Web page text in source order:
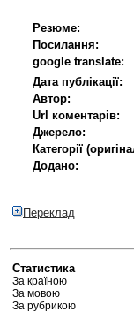
Резюме:
Посилання:
google translate:
Дата публікації:
Автор:
Url коментарів:
Джерело:
Категорії
Додано:
Переклад
Статистика
За країною
За мовою
За рубрикою